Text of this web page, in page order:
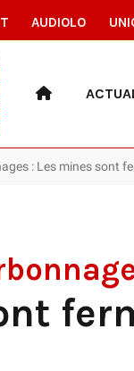
AUDIOLO
: Les mines sont